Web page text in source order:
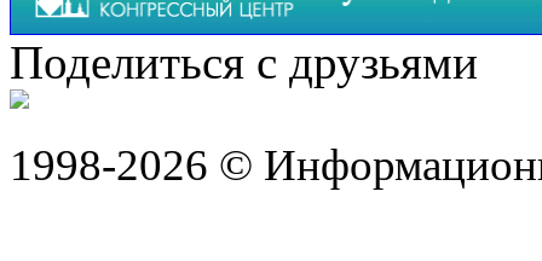
Поделиться с друзьями
1998-2026 ©